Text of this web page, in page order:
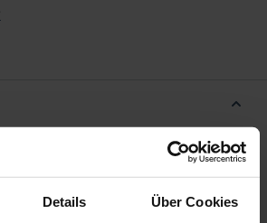
Details Über Cookies
das Standardwerk für die
Testamentsvollstreckung
liefert das Werk verlässlich